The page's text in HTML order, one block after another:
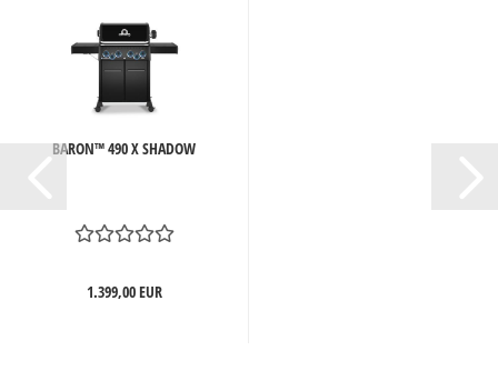
BARON™ 490 X SHADOW
1.399,00 EUR